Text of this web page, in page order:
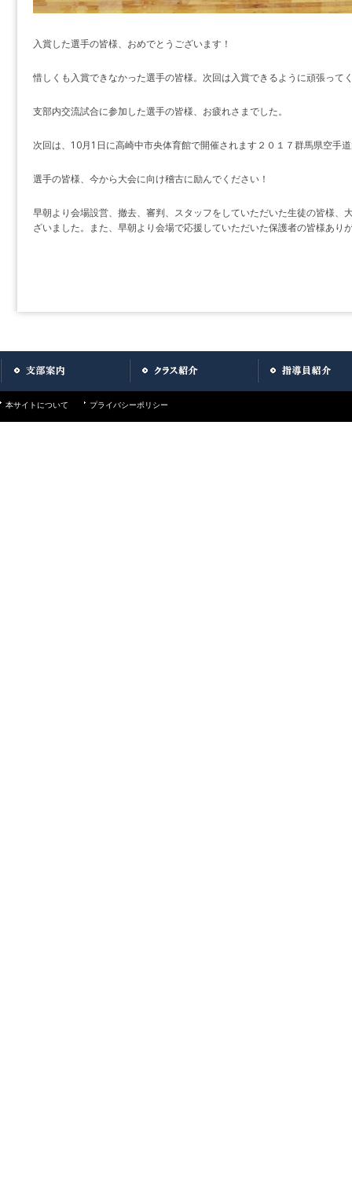
入賞した選手の皆様、おめでとうございます！
惜しくも入賞できなかった選手の皆様。次回は入賞できるように頑張って
支部内交流試合に参加した選手の皆様、お疲れさまでした。
次回は、10月1日に高崎中市央体育館で開催されます２０１７群馬県空手
選手の皆様、今から大会に向け稽古に励んでください！
早朝より会場設営、撤去、審判、スタッフをしていただいた生徒の皆様、
ざいました。また、早朝より会場で応援していただいた保護者の皆様あり
本サイトについて プライバシーポリシー